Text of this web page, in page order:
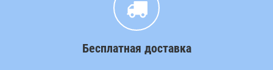
Бесплатная доставка